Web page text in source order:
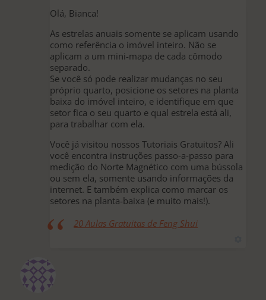
Olá, Bianca!
As estrelas anuais somente se aplicam usando
como referência o imóvel inteiro. Não se
aplicam a um mini-mapa de cada cômodo
separado.
Se você só pode realizar mudanças no seu
próprio quarto, posicione os setores na planta
baixa do imóvel inteiro, e identifique em que
setor fica o seu quarto e qual estrela está ali,
para trabalhar com ela.
Você já visitou nossos Tutoriais Gratuitos? Ali
você encontra instruções passo-a-passo para
medição do Norte Magnético com uma bússola
ou sem ela, somente usando informações da
internet. E também explica como marcar os
setores na planta-baixa (e muito mais!).
20 Aulas Gratuitas de Feng Shui